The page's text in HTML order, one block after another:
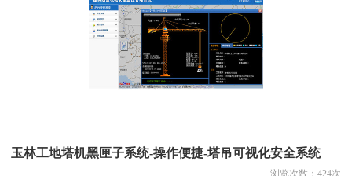
玉林工地塔机黑匣子系统-操作便捷-塔吊可视化安全系统
浏览次数： 424次